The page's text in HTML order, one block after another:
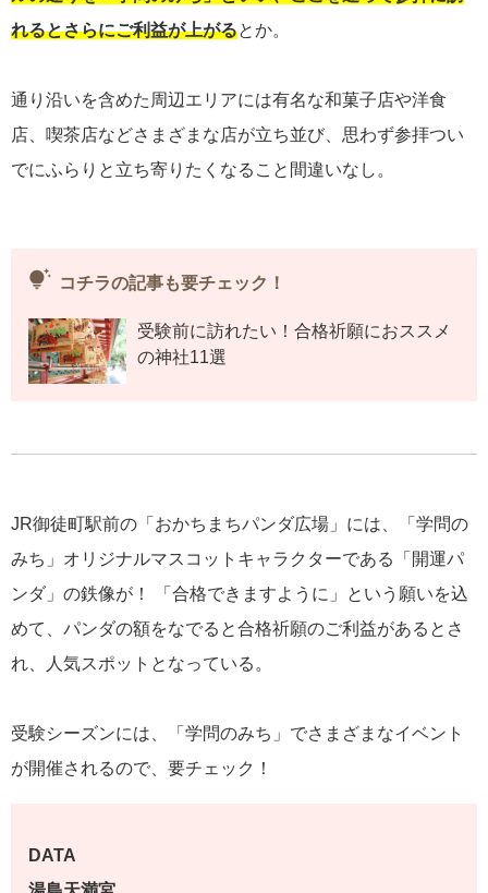
れるとさらにご利益が上がるとか。
通り沿いを含めた周辺エリアには有名な和菓子店や洋食
店、喫茶店などさまざまな店が立ち並び、思わず参拝つい
でにふらりと立ち寄りたくなること間違いなし。
tips_and_updates コチラの記事も要チェック！
受験前に訪れたい！合格祈願におススメ
の神社11選
JR御徒町駅前の「おかちまちパンダ広場」には、「学問の
みち」オリジナルマスコットキャラクターである「開運パ
ンダ」の鉄像が！ 「合格できますように」という願いを込
めて、パンダの額をなでると合格祈願のご利益があるとさ
れ、人気スポットとなっている。
受験シーズンには、「学問のみち」でさまざまなイベント
が開催されるので、要チェック！
DATA